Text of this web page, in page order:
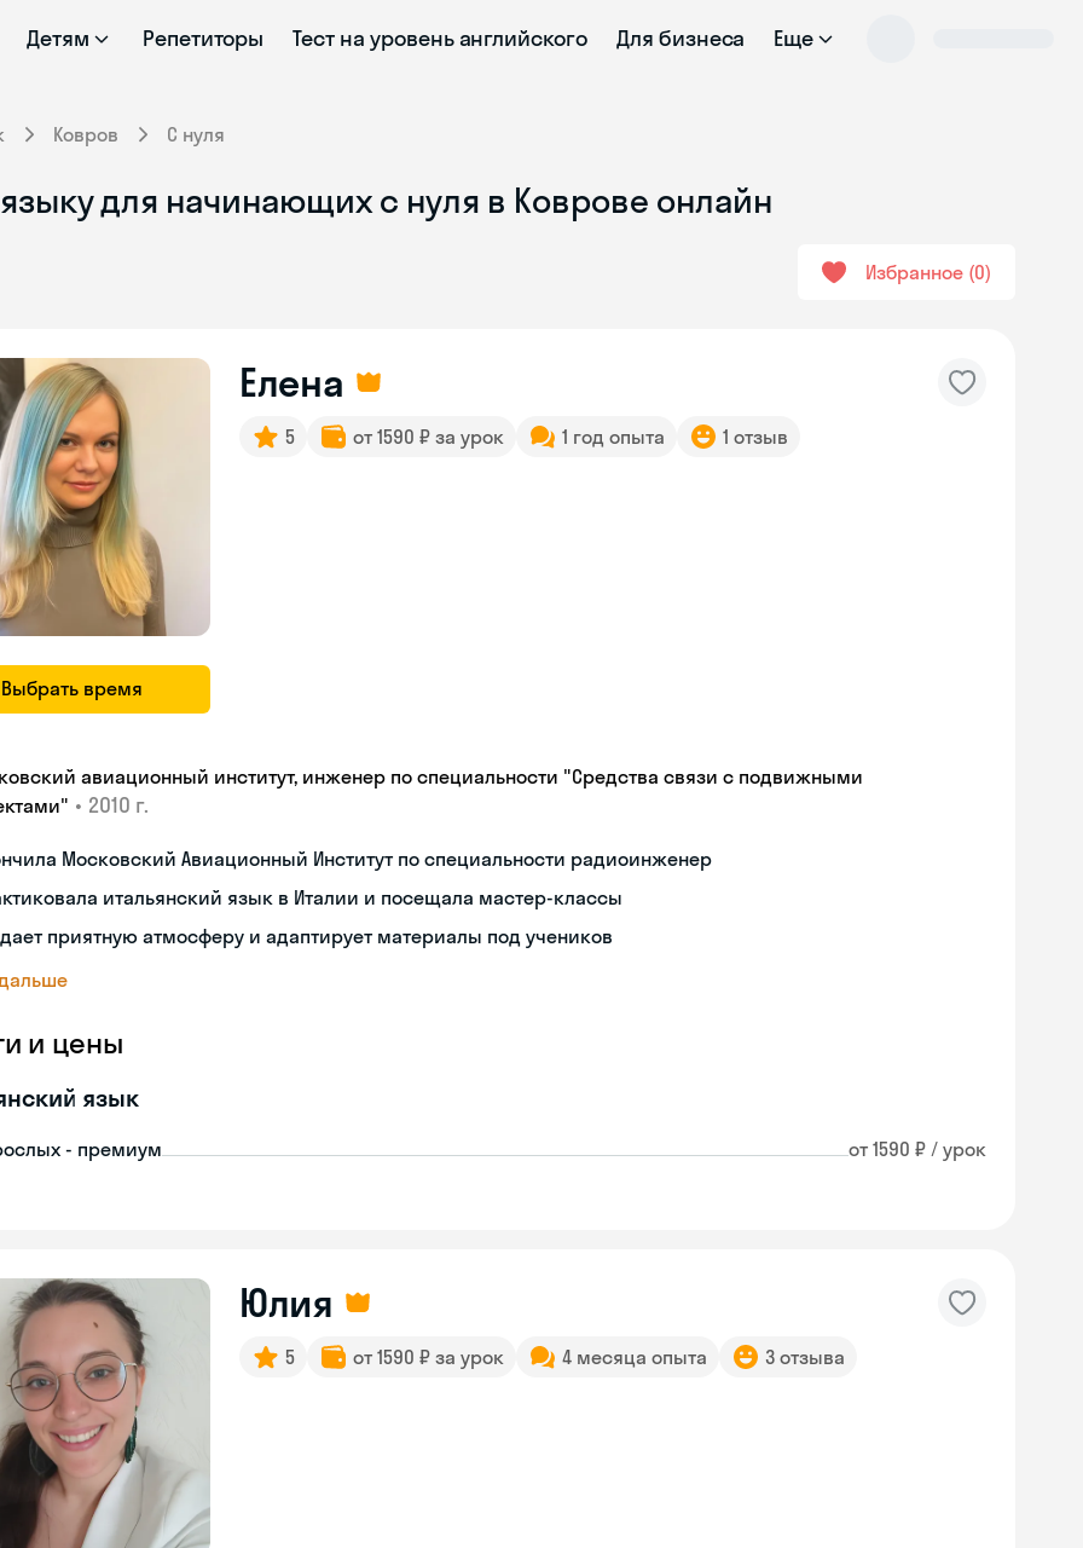
Детям Репетиторы Тест на уровень английского Для бизнеса Еще
Ковров С нуля
для начинающих с нуля в Коврове онлайн
Избранное 0
Выбрать время
Елена
5 от 1590 ₽ за урок 1 год опыта 1 отзыв
авиационный институт, инженер по специальности "Средства связи с подвижными
• 2010 г.
Московский Авиационный Институт по специальности радиоинженер
итальянский язык в Италии и посещала мастер-классы
приятную атмосферу и адаптирует материалы под учеников
и цены
язык
- премиум от 1590 ₽ / урок
Юлия
5 от 1590 ₽ за урок 4 месяца опыта 3 отзыва